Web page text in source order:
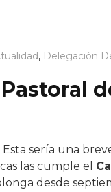
, Delegación
Esta sería una
las cumple el
desde